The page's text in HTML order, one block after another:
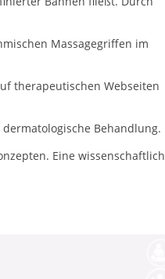
Massagegriffen im
therapeutischen Webseiten
Behandlung.
Eine wissenschaftlich